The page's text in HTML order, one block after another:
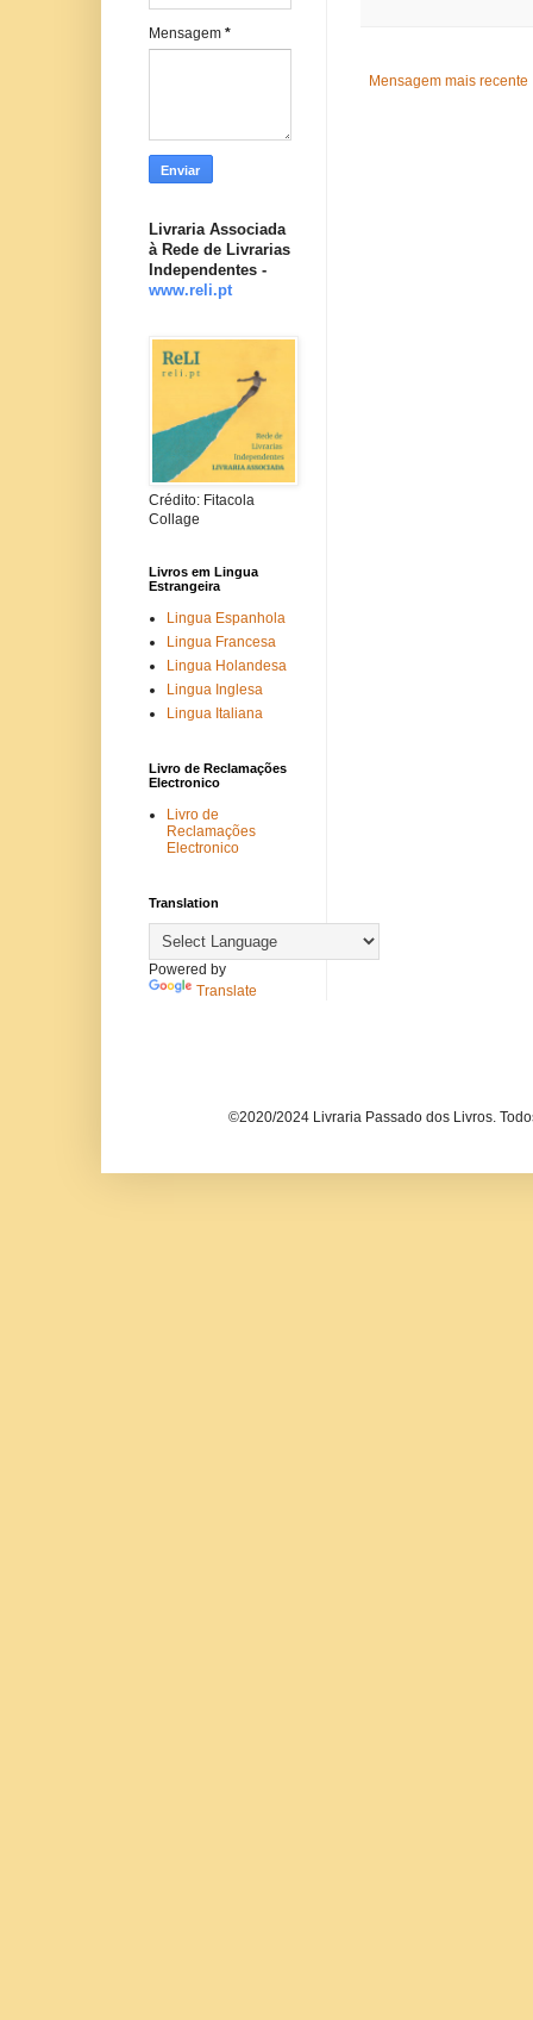
Mensagem mais recente
Mensagem *
Livraria Associada
à Rede de Livrarias
Independentes -
www.reli.pt
Crédito: Fitacola
Collage
Livros em Lingua
Estrangeira
Lingua Espanhola
Lingua Francesa
Lingua Holandesa
Lingua Inglesa
Lingua Italiana
Livro de Reclamações
Electronico
Livro de
Reclamações
Electronico
Translation
Powered by
Translate
©2020/2024 Livraria Passado dos Livros.